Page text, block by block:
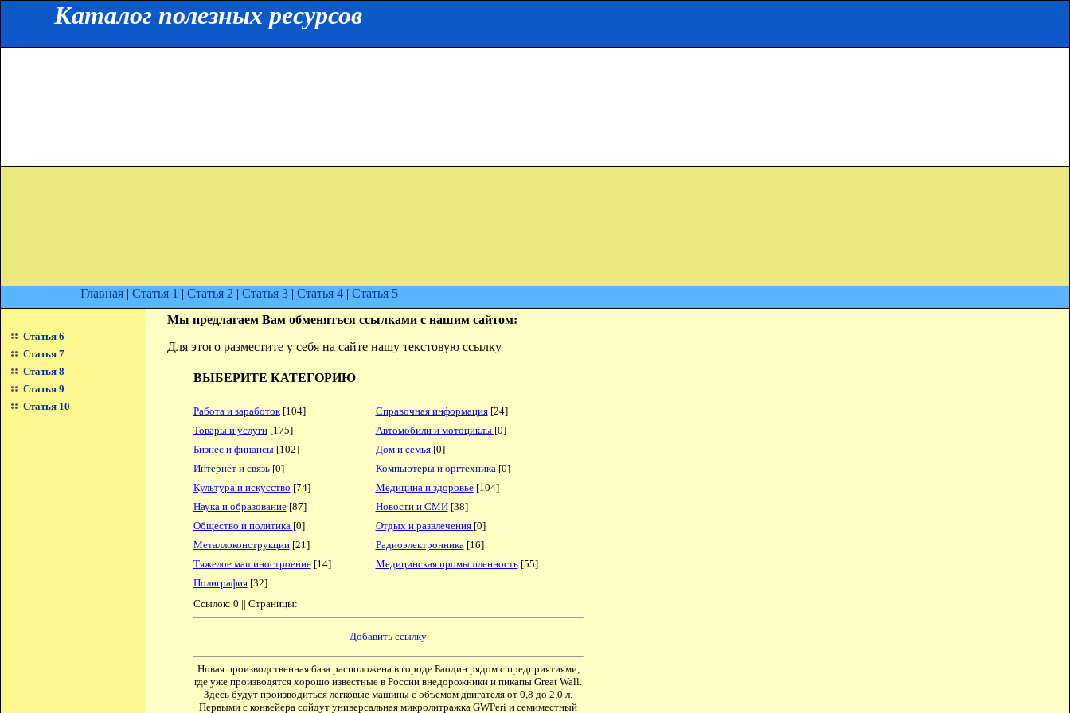
Каталог полезных ресурсов
Главная | Статья 1 | Статья 2 | Статья 3 | Статья 4 | Статья 5
Статья 6
Статья 7
Статья 8
Статья 9
Статья 10
Мы предлагаем Вам обменяться ссылками с нашим сайтом:
Для этого разместите у себя на сайте нашу текстовую ссылку
ВЫБЕРИТЕ КАТЕГОРИЮ
Работа и заработок[104] Справочная информация[24]
Товары и услуги[175] Автомобили и мотоциклы [0]
Бизнес и финансы[102] Дом и семья [0]
Интернет и связь [0] Компьютеры и оргтехника [0]
Культура и искусство [74] Медицина и здоровье[104]
Наука и образование[87] Новости и СМИ[38]
Общество и политика [0] Отдых и развлечения [0]
Металлоконструкции[21] Радиоэлектронника[16]
Тяжелое машиностроение[14] Медицинская промышленность[55]
Полиграфия[32]
Ссылок: 0 || Страницы:
Добавить ссылку
Новая производственная база расположена в городе Баодин рядом с предприятиями,
где уже производятся хорошо известные в России внедорожники и пикапы Great Wall.
Здесь будут производиться легковые машины с объемом двигателя от 0,8 до 2,0 л.
Первыми с конвейера сойдут универсальная микролитражка GWPeri и семиместный